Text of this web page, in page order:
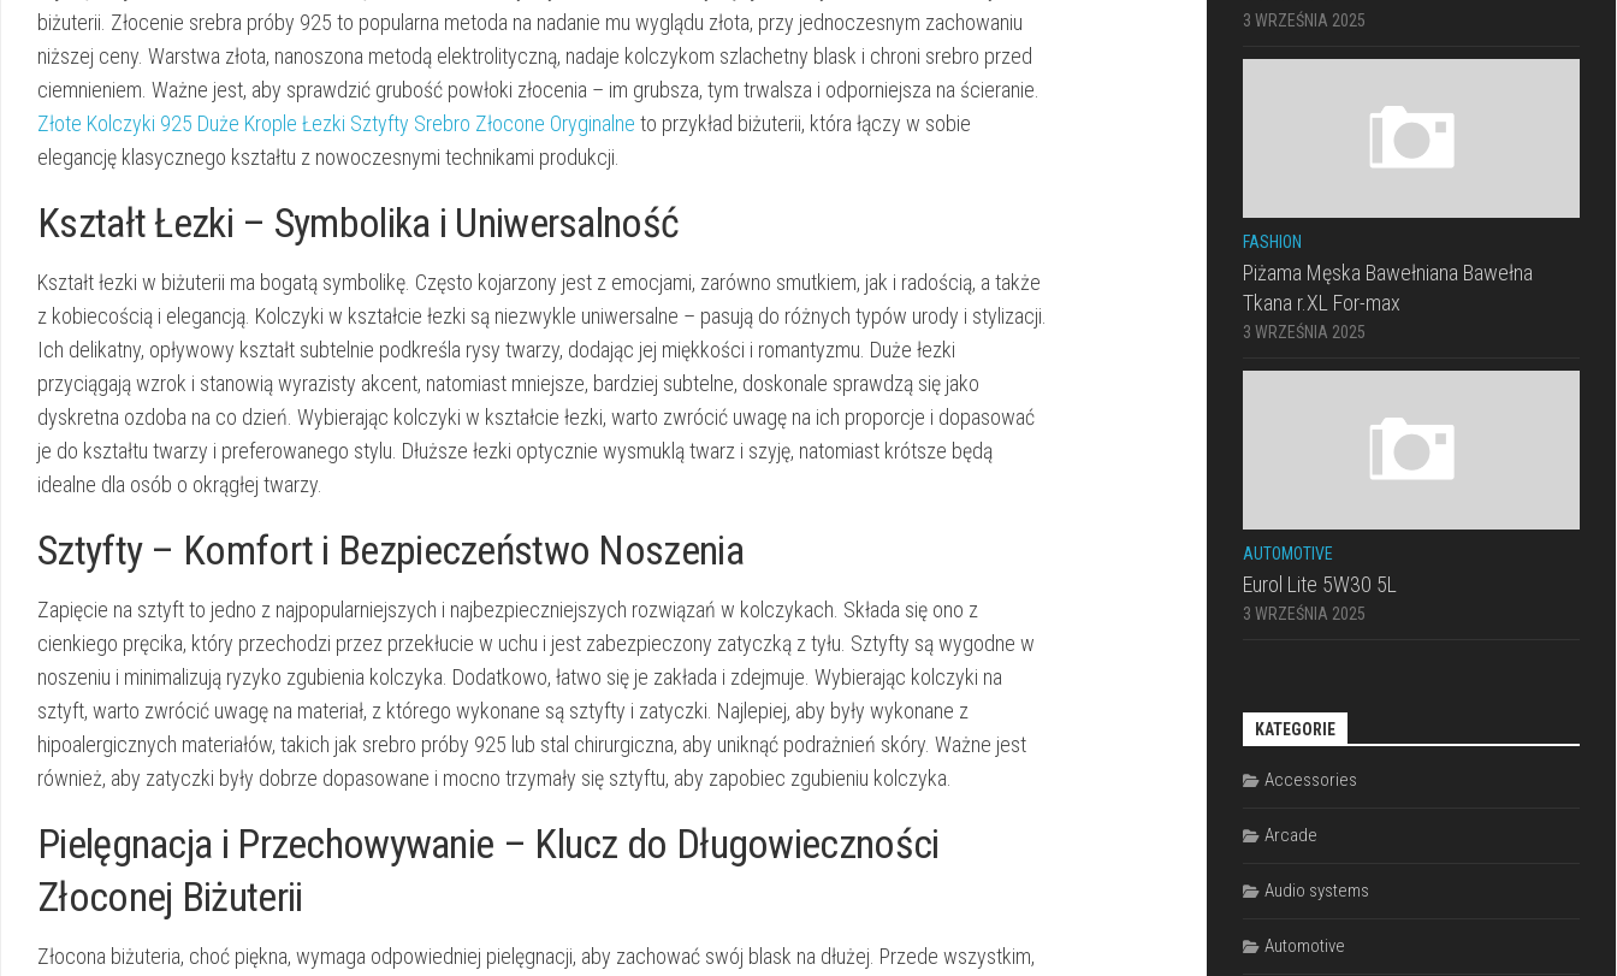
biżuterii. Złocenie srebra próby 925 to popularna metoda na nadanie mu wyglądu złota, przy jednoczesnym zachowaniu
niższej ceny. Warstwa złota, nanoszona metodą elektrolityczną, nadaje kolczykom szlachetny blask i chroni srebro przed
ciemnieniem. Ważne jest, aby sprawdzić grubość powłoki złocenia – im grubsza, tym trwalsza i odporniejsza na ścieranie.
Złote Kolczyki 925 Duże Krople Łezki Sztyfty Srebro Złocone Oryginalne to przykład biżuterii, która łączy w sobie
elegancję klasycznego kształtu z nowoczesnymi technikami produkcji.
Kształt Łezki – Symbolika i Uniwersalność
Kształt łezki w biżuterii ma bogatą symbolikę. Często kojarzony jest z emocjami, zarówno smutkiem, jak i radością, a także
z kobiecością i elegancją. Kolczyki w kształcie łezki są niezwykle uniwersalne – pasują do różnych typów urody i stylizacji.
Ich delikatny, opływowy kształt subtelnie podkreśla rysy twarzy, dodając jej miękkości i romantyzmu. Duże łezki
przyciągają wzrok i stanowią wyrazisty akcent, natomiast mniejsze, bardziej subtelne, doskonale sprawdzą się jako
dyskretna ozdoba na co dzień. Wybierając kolczyki w kształcie łezki, warto zwrócić uwagę na ich proporcje i dopasować
je do kształtu twarzy i preferowanego stylu. Dłuższe łezki optycznie wysmuklą twarz i szyję, natomiast krótsze będą
idealne dla osób o okrągłej twarzy.
Sztyfty – Komfort i Bezpieczeństwo Noszenia
Zapięcie na sztyft to jedno z najpopularniejszych i najbezpieczniejszych rozwiązań w kolczykach. Składa się ono z
cienkiego pręcika, który przechodzi przez przekłucie w uchu i jest zabezpieczony zatyczką z tyłu. Sztyfty są wygodne w
noszeniu i minimalizują ryzyko zgubienia kolczyka. Dodatkowo, łatwo się je zakłada i zdejmuje. Wybierając kolczyki na
sztyft, warto zwrócić uwagę na materiał, z którego wykonane są sztyfty i zatyczki. Najlepiej, aby były wykonane z
hipoalergicznych materiałów, takich jak srebro próby 925 lub stal chirurgiczna, aby uniknąć podrażnień skóry. Ważne jest
również, aby zatyczki były dobrze dopasowane i mocno trzymały się sztyftu, aby zapobiec zgubieniu kolczyka.
Pielęgnacja i Przechowywanie – Klucz do Długowieczności
Złoconej Biżuterii
Złocona biżuteria, choć piękna, wymaga odpowiedniej pielęgnacji, aby zachować swój blask na dłużej. Przede wszystkim,
3 WRZEŚNIA 2025
FASHION
Piżama Męska Bawełniana Bawełna
Tkana r.XL For-max
3 WRZEŚNIA 2025
AUTOMOTIVE
Eurol Lite 5W30 5L
3 WRZEŚNIA 2025
KATEGORIE
Accessories
Arcade
Audio systems
Automotive